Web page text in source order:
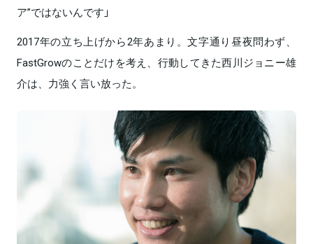
ア”ではないんです」
2017年の立ち上げから2年あまり。文字通り昼夜問わず、
FastGrowのことだけを考え、行動してきた西川ジョニー雄
介は、力強く言い放った。